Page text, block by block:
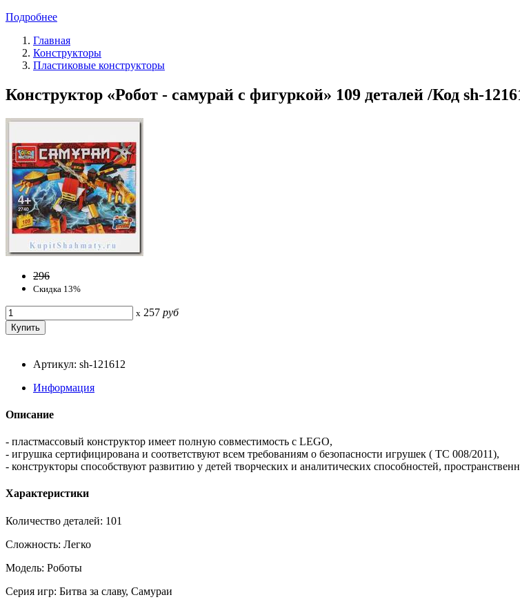
Подробнее
Главная
Конструкторы
Пластиковые конструкторы
Конструктор «Робот - самурай с фигуркой» 109 деталей /Код sh-
296
Скидка 13%
x 257 руб
Артикул: sh-121612
Информация
Описание
- пластмассовый конструктор имеет полную совместимость с LEGO,
- игрушка сертифицирована и соответствуют всем требованиям о безопасности игрушек ( TC 008/2011),
- конструкторы способствуют развитию у детей творческих и аналитических способностей,
Характеристики
Количество деталей: 101
Сложность: Легко
Модель: Роботы
Серия игр: Битва за славу, Самураи